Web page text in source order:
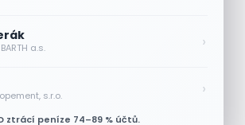
a.s. ›
s.r.o. ›
ztrácí peníze 74–89 % účtů.
posílil o 7,6 % a zvýšil podíl na
DRAM